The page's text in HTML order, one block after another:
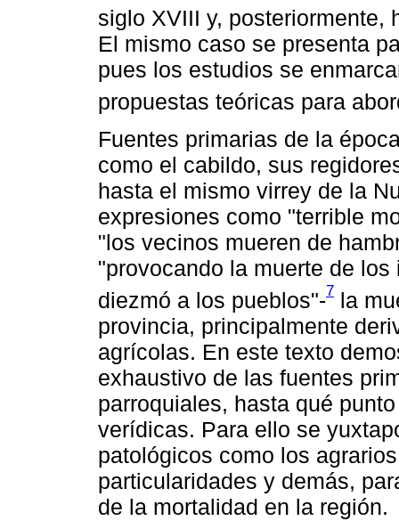
siglo XVIII y, posteriormente,
El mismo caso se presenta
pues los estudios se
propuestas teóricas para
Fuentes primarias de la
como el cabildo, sus
hasta el mismo virrey de la
expresiones como "terrible
"los vecinos mueren de
"provocando la muerte de
diezmó a los pueblos"-7 la
provincia, principalmente
agrícolas. En este texto
exhaustivo de las fuentes
parroquiales, hasta qué
verídicas. Para ello se
patológicos como los
particularidades y demás,
de la mortalidad en la región.